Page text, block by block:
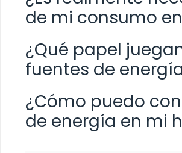
de mi consumo
¿Qué papel
fuentes de
¿Cómo puedo
de energía en mi